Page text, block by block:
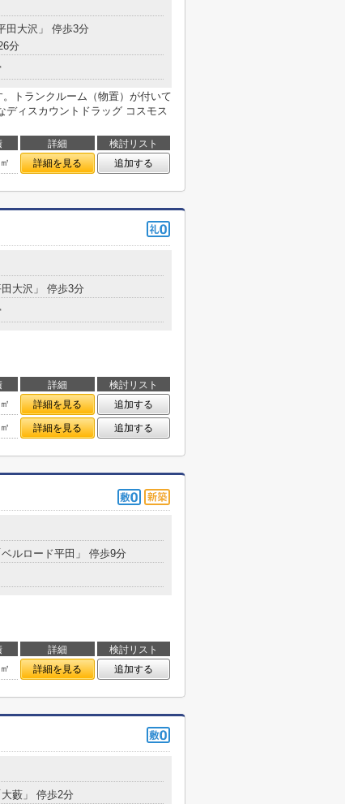
田大沢」 停歩3分
分
トランクルーム（物置）が付いて
ディスカウントドラッグ コスモス
詳細
検討リスト
詳細を見る 追加する
大沢」 停歩3分
詳細
検討リスト
詳細を見る
追加する
詳細を見る 追加する
ルロード平田」 停歩9分
詳細
検討リスト
詳細を見る 追加する
藪」 停歩2分